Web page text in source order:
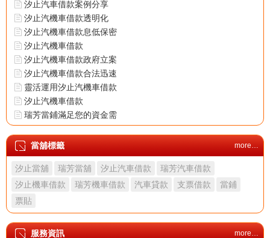
汐止汽車借款案例分享
汐止汽機車借款透明化
汐止汽機車借款息低保密
汐止汽機車借款
汐止汽機車借款政府立案
汐止汽機車借款合法迅速
靈活運用汐止汽機車借款
汐止汽機車借款
瑞芳當鋪滿足您的資金需
求
汐止當舖首選當鋪安心有
保障
汐止機車借款成功案例分
享
汐止汽車借款案例分享
汐止汽機車借款透明化
汐止汽機車借款息低保密
當舖標籤 more…
汐止當舖 瑞芳當舖 汐止汽車借款
瑞芳汽車借款
汐止機車借款
瑞芳機車借款 汽車貸款 支票借款
當鋪
票貼
服務資訊 more…